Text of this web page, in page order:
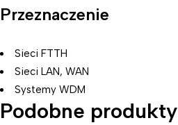
Przeznaczenie
Sieci FTTH
Sieci LAN, WAN
Systemy WDM
Podobne produkty